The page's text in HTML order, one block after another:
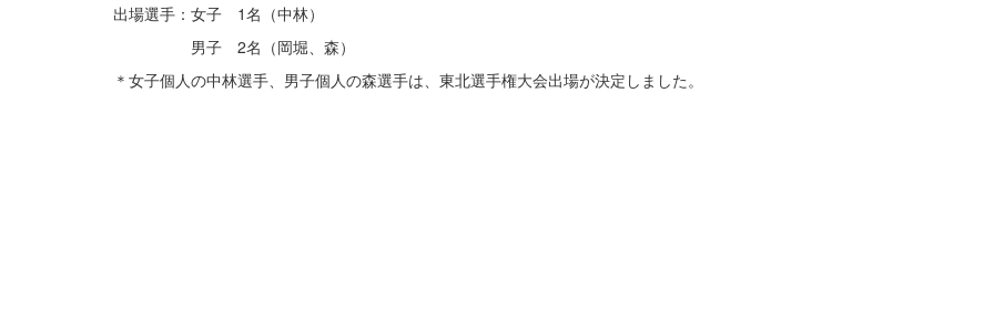
出場選手：女子 1名（中林）
男子 2名（岡堀、森）
＊女子個人の中林選手、男子個人の森選手は、東北選手権大会出場が決定しました。